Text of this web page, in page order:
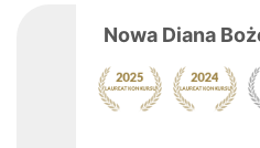
Nowa Diana